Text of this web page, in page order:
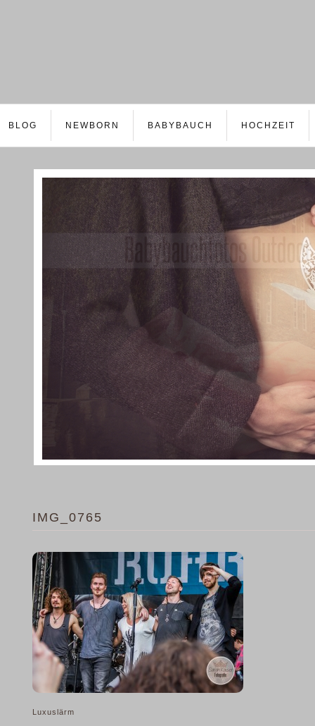
BLOG NEWBORN BABYBAUCH HOCHZEIT
IMG_0765
Luxuslärm